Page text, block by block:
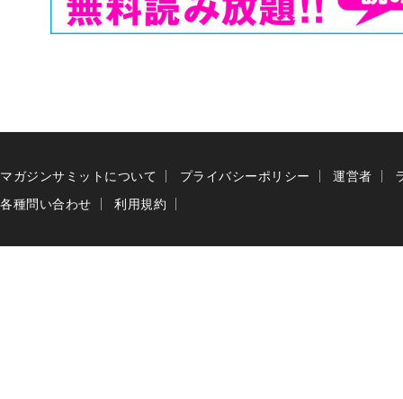
マガジンサミットについて プライバシーポリシー 運営者
各種問い合わせ
利用規約